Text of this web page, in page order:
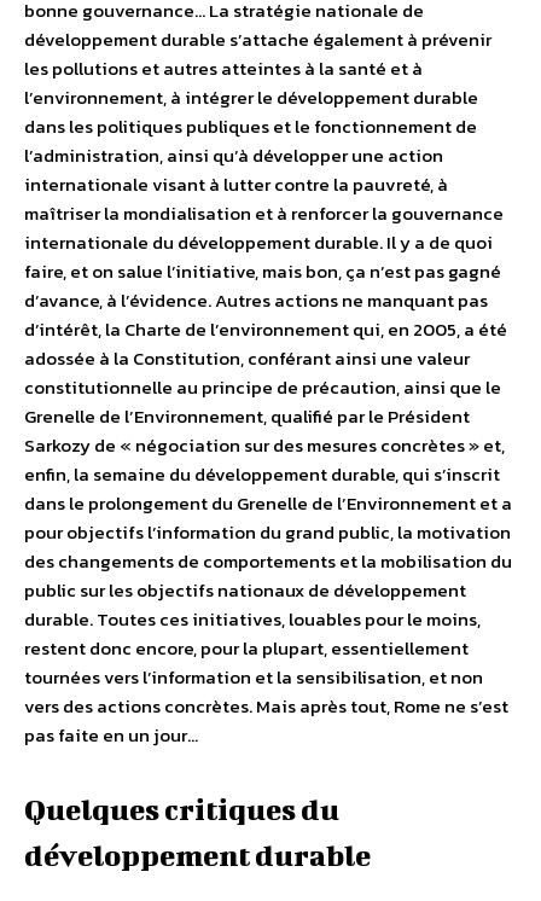
bonne gouvernance… La stratégie nationale de
développement durable s’attache également à prévenir
les pollutions et autres atteintes à la santé et à
l’environnement, à intégrer le développement durable
dans les politiques publiques et le fonctionnement de
l’administration, ainsi qu’à développer une action
internationale visant à lutter contre la pauvreté, à
maîtriser la mondialisation et à renforcer la gouvernance
internationale du développement durable. Il y a de quoi
faire, et on salue l’initiative, mais bon, ça n’est pas gagné
d’avance, à l’évidence. Autres actions ne manquant pas
d’intérêt, la Charte de l’environnement qui, en 2005, a été
adossée à la Constitution, conférant ainsi une valeur
constitutionnelle au principe de précaution, ainsi que le
Grenelle de l’Environnement, qualifié par le Président
Sarkozy de « négociation sur des mesures concrètes » et,
enfin, la semaine du développement durable, qui s’inscrit
dans le prolongement du Grenelle de l’Environnement et a
pour objectifs l’information du grand public, la motivation
des changements de comportements et la mobilisation du
public sur les objectifs nationaux de développement
durable. Toutes ces initiatives, louables pour le moins,
restent donc encore, pour la plupart, essentiellement
tournées vers l’information et la sensibilisation, et non
vers des actions concrètes. Mais après tout, Rome ne s’est
pas faite en un jour…
Quelques critiques du
développement durable